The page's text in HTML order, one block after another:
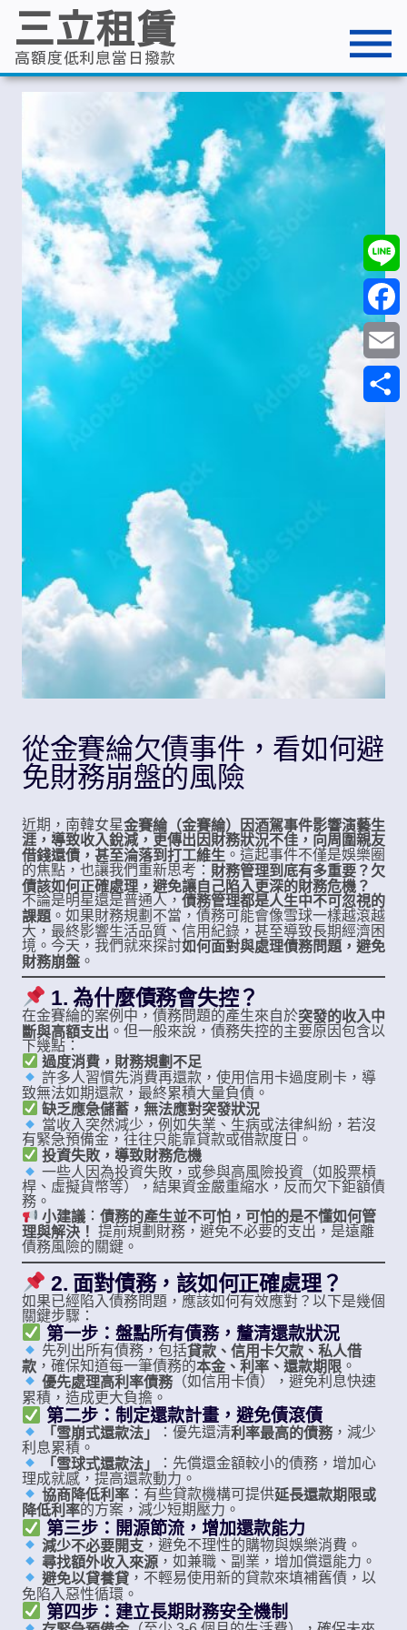
三立租賃
高額度低利息當日撥款
容
從金賽綸欠債事件，看如何避
免財務崩盤的風險
近期，南韓女星金賽綸（金賽綸）因酒駕事件影響演藝生
涯，導致收入銳減，更傳出因財務狀況不佳，向周圍親友
借錢還債，甚至淪落到打工維生 。這起事件不僅是娛樂圈
的焦點，也讓我們重新思考： 財務管理到底有多重要？欠
債該如何正確處理，避免讓自己陷入更深的財務危機？
不論是明星還是普通人， 債務管理都是人生中不可忽視的
課題 。如果財務規劃不當，債務可能會像雪球一樣越滾越
大，最終影響生活品質、信用紀錄，甚至導致長期經濟困
境。今天，我們就來探討如何面對與處理債務問題，避免
財務崩盤 。
1. 為什麼債務會失控？
在金賽綸的案例中，債務問題的產生來自於突發的收入中
斷與高額支出 。但一般來說，債務失控的主要原因包含以
下幾點：
過度消費，財務規劃不足
許多人習慣先消費再還款，使用信用卡過度刷卡，導
致無法如期還款，最終累積大量負債。
缺乏應急儲蓄，無法應對突發狀況
當收入突然減少，例如失業、生病或法律糾紛，若沒
有緊急預備金，往往只能靠貸款或借款度日。
投資失敗，導致財務危機
一些人因為投資失敗，或參與高風險投資（如股票槓
桿、虛擬貨幣等），結果資金嚴重縮水，反而欠下鉅額債
務。
小建議 ：債務的產生並不可怕，可怕的是不懂如何管
理與解決！ 提前規劃財務，避免不必要的支出，是遠離
債務風險的關鍵。
2. 面對債務，該如何正確處理？
如果已經陷入債務問題，應該如何有效應對？以下是幾個
關鍵步驟：
第一步：盤點所有債務，釐清還款狀況
先列出所有債務，包括貸款、信用卡欠款、私人借
款 ，確保知道每一筆債務的本金、利率、還款期限 。
優先處理高利率債務 （如信用卡債），避免利息快速
累積，造成更大負擔。
第二步：制定還款計畫，避免債滾債
「雪崩式還款法」 ：優先還清利率最高的債務 ，減少
利息累積。
「雪球式還款法」
：先償還金額較小的債務，增加心
理成就感，提高還款動力。
協商降低利率 ：有些貸款機構可提供延長還款期限或
降低利率的方案，減少短期壓力。
第三步：開源節流，增加還款能力
減少不必要開支 ，避免不理性的購物與娛樂消費。
尋找額外收入來源 ，如兼職、副業，增加償還能力。
避免以貸養貸 ，不輕易使用新的貸款來填補舊債，以
免陷入惡性循環。
第四步：建立長期財務安全機制
Line
Email